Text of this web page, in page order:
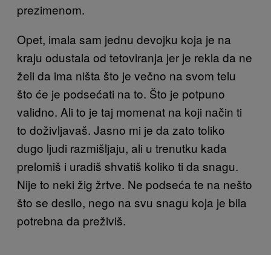
prezimenom.
Opet, imala sam jednu devojku koja je na
kraju odustala od tetoviranja jer je rekla da ne
želi da ima ništa što je večno na svom telu
što će je podsećati na to. Što je potpuno
validno. Ali to je taj momenat na koji način ti
to doživljavaš. Jasno mi je da zato toliko
dugo ljudi razmišljaju, ali u trenutku kada
prelomiš i uradiš shvatiš koliko ti da snagu.
Nije to neki žig žrtve. Ne podseća te na nešto
što se desilo, nego na svu snagu koja je bila
potrebna da preživiš.